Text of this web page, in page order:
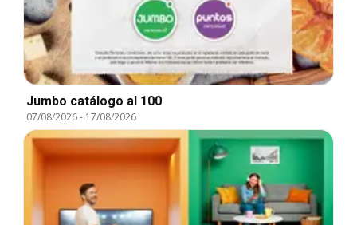
Jumbo catálogo al 100
07/08/2026- 17/08/2026